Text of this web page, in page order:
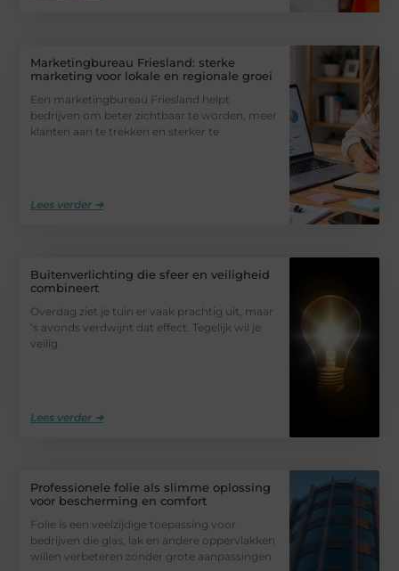
Marketingbureau Friesland: sterke
marketing voor lokale en regionale groei
Een marketingbureau Friesland helpt
bedrijven om beter zichtbaar te worden, meer
klanten aan te trekken en sterker te
Lees verder ➜
Buitenverlichting die sfeer en veiligheid
combineert
Overdag ziet je tuin er vaak prachtig uit, maar
’s avonds verdwijnt dat effect. Tegelijk wil je
veilig
Lees verder ➜
Professionele folie als slimme oplossing
voor bescherming en comfort
Folie is een veelzijdige toepassing voor
bedrijven die glas, lak en andere oppervlakken
willen verbeteren zonder grote aanpassingen